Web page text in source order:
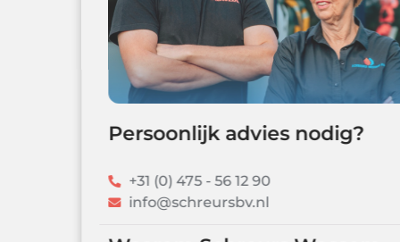
Persoonlijk advies nodig?
+31 (0) 475 - 56 12 90
info@schreursbv.nl